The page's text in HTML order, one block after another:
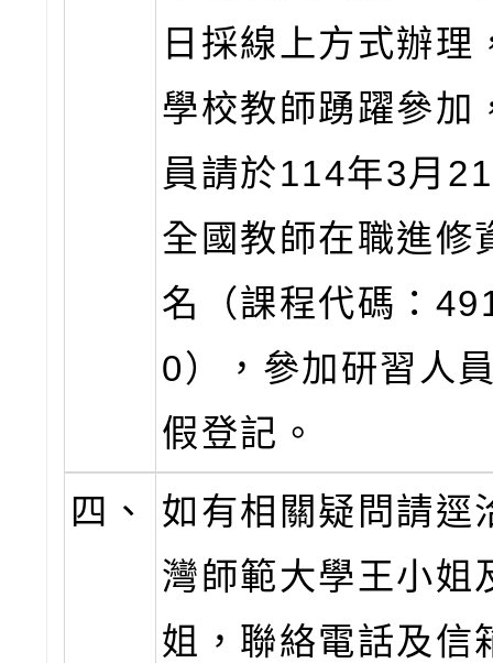
日採線上方式辦理
學校教師踴躍參加
員請於114年3月
全國教師在職進修
名（課程代碼：
0），參加研習人
假登記。
四、
如有相關疑問請逕
灣師範大學王小姐
姐，聯絡電話及信